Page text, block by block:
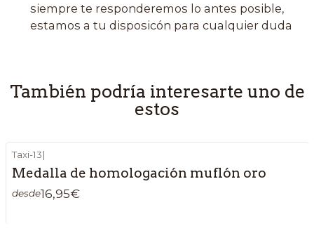
siempre te responderemos lo antes posible,
estamos a tu disposicón para cualquier duda
También podría interesarte uno de
estos
Taxi-13|
Medalla de homologación muflón oro
desde16,95€